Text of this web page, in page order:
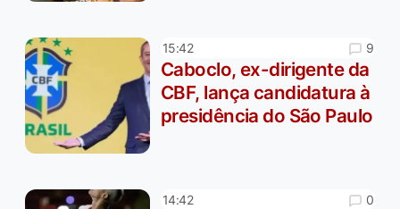
15:42 9
Caboclo, ex-dirigente da
CBF, lança candidatura à
presidência do São Paulo
14:42 0